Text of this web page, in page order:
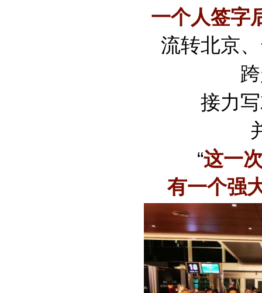
一个人签字
流转北京
接力
“这一
有一个强